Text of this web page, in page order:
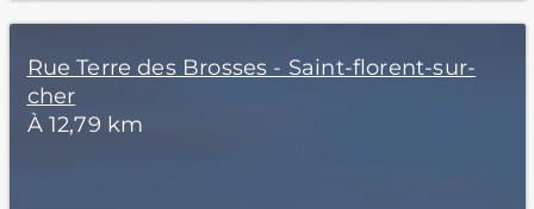
Rue Terre des Brosses - Saint-florent-sur-
cher
À 12,79 km